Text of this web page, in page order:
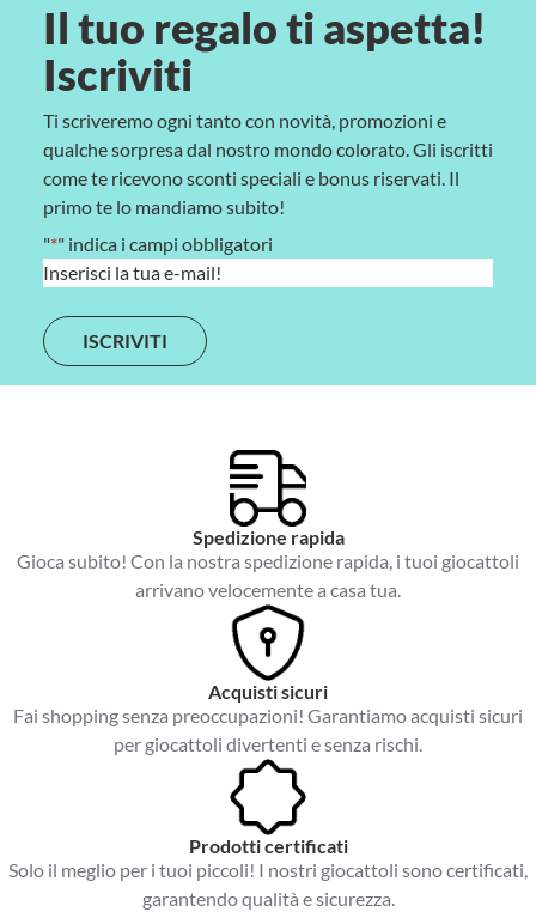
Il tuo regalo ti aspetta!
Iscriviti
Ti scriveremo ogni tanto con novità, promozioni e
qualche sorpresa dal nostro mondo colorato. Gli iscritti
come te ricevono sconti speciali e bonus riservati. Il
primo te lo mandiamo subito!
"*" indica i campi obbligatori
E
a
i
l
Spedizione rapida
Gioca subito! Con la nostra spedizione rapida, i tuoi giocattoli
arrivano velocemente a casa tua.
Acquisti sicuri
Fai shopping senza preoccupazioni! Garantiamo acquisti sicuri
per giocattoli divertenti e senza rischi.
Prodotti certificati
Solo il meglio per i tuoi piccoli! I nostri giocattoli sono certificati,
garantendo qualità e sicurezza.